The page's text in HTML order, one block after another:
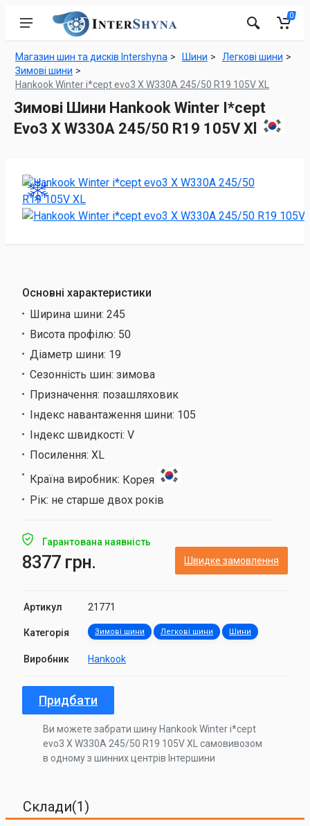
0
Магазин шин та дисків Intershyna Шини
Легкові шини
Зимові шини
Hankook Winter i*cept evo3 X W330A 245/50 R19 105V XL
Зимові Шини Hankook Winter I*cept
Evo3 X W330A 245/50 R19 105V Xl
Основні характеристики
Ширина шини: 245
Висота профілю: 50
Діаметр шини: 19
Сезонність шин: зимова
Призначення: позашляховик
Індекс навантаження шини: 105
Індекс швидкості: V
Посилення: XL
Країна виробник: Корея
Рік: не старше двох років
Гарантована наявність
8377 грн. Швидке замовлення
Артикул 21771
Категорія Зимові шини Легкові шини Шини
Виробник Hankook
Придбати
Ви можете забрати шину Hankook Winter i*cept
evo3 X W330A 245/50 R19 105V XL самовивозом
в одному з шинних центрів Інтершини
Склади(1)